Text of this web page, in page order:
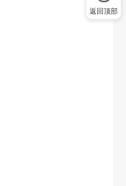
返回顶部